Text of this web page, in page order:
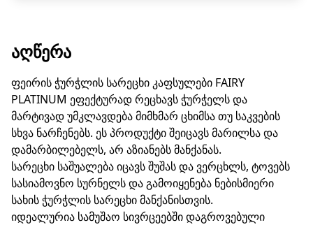
ᲐᲦᲬᲔᲠᲐ
ფეირის ჭურჭლის სარეცხი კაფსულები FAIRY
PLATINUM ეფექტურად რეცხავს ჭურჭელს და
მარტივად უმკლავდება მიმხმარ ცხიმსა თუ საკვების
სხვა ნარჩენებს. ეს პროდუქტი შეიცავს მარილსა და
დამარბილებელს, არ აზიანებს მანქანას.
სარეცხი საშუალება იცავს შუშას და ვერცხლს, ტოვებს
სასიამოვნო სურნელს და გამოიყენება ნებისმიერი
სახის ჭურჭლის სარეცხი მანქანისთვის.
იდეალურია სამუშაო სივრცეებში დაგროვებული